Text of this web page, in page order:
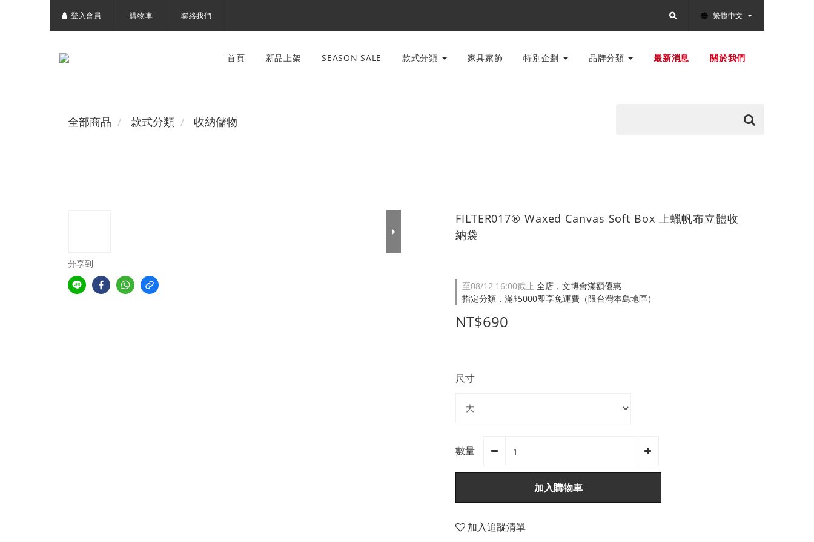
登入會員 購物車 聯絡我們 繁體中文
首頁 新品上架 SEASON SALE 款式分類 家具家飾 特別企劃 品牌分類 最新消息 關於我們
全部商品 款式分類 收納儲物
分享到
FILTER017® Waxed Canvas Soft Box 上蠟帆布立體收
納袋
至08/12 16:00截止 全店，文博會滿額優惠
指定分類，滿$5000即享免運費（限台灣本島地區）
NT$690
尺寸
數量
加入購物車
加入追蹤清單